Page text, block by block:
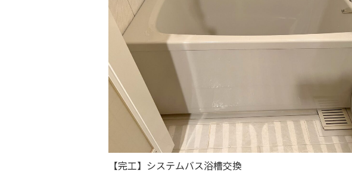
【完工】システムバス浴槽交換